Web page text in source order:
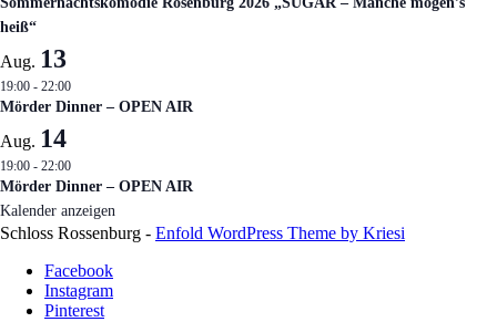
heiß“
Aug. 13
19:00 - 22:00
Mörder Dinner – OPEN AIR
Aug. 14
19:00 - 22:00
Mörder Dinner – OPEN AIR
Kalender anzeigen
Schloss Rossenburg - Enfold WordPress Theme by Kriesi
Facebook
Instagram
Pinterest